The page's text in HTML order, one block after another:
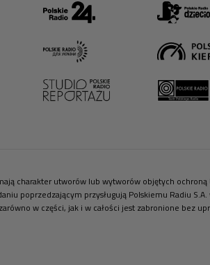
charakter utworów lub wytworów objętych
poprzedzającym przysługują Polskiemu Radiu
w części, jak i w całości jest zabronione bez